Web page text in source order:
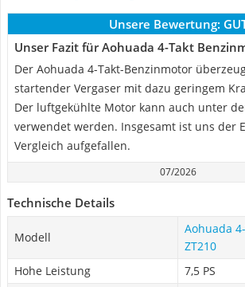
Unsere Bewertung:
Unser Fazit für Aohuada 4-Takt
Der Aohuada 4-Takt-Benzinmotor
startender Vergaser mit dazu geringem
Der luftgekühlte Motor kann auch unter
verwendet werden. Insgesamt ist uns der
Vergleich aufgefallen.
07/2026
Technische Details
Modell
Aohuada
ZT210
Hohe Leistung
7,5 PS